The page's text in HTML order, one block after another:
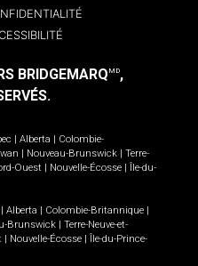
BRIDGEMARQ MD,
| Alberta | Colombie-
| Nouveau-Brunswick | Terre-
Ouest | Nouvelle-Écosse | Île-du-
| Alberta | Colombie-Britannique |
Brunswick | Terre-Neuve-et-
| Nouvelle-Écosse | Île-du-Prince-